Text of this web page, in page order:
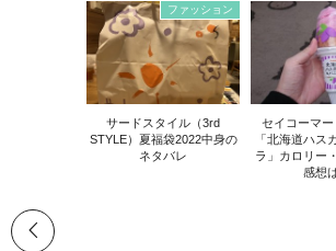
ファッション
サードスタイル（3rd
STYLE）夏福袋2022中身の
ネタバレ
セイコーマー
「北海道ハス
ラ」カロリー
感想